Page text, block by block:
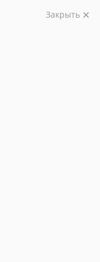
Закрыть